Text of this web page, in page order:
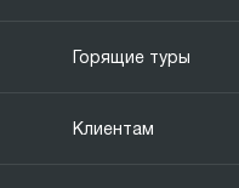
Горящие туры
Клиентам